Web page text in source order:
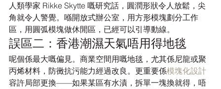
人類學家 Rikke Skytte 嘅研究話，圓潤形狀令人放鬆，尖
角就令人警覺。喺開放式辦公室，用方形模塊劃分工作
區，用圓弧模塊做休閒區，已經可以引導動線。
誤區二：香港潮濕天氣唔用得地毯
呢個係最大嘅偏見。商業空間用嘅地毯，尤其係尼龍或聚
丙烯材料，防黴抗污能力經過改良。更重要係模塊化設計
容許局部更換——如果某區有水漬，拆單一塊換就得，唔